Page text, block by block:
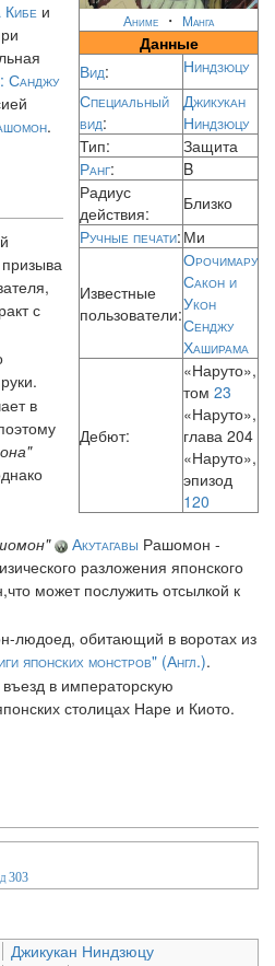
Аниме ・ Манга
Данные
Вид:
Ниндзюцу
Специальный
вид:
Джикукан
Ниндзюцу
Тип:
Защита
Ранг:
B
Радиус
действия:
Близко
Ручные печати: Ми
Известные
пользователи:
Орочимару
Сакон и
Укон
Сенджу
Хаширама
Дебют:
«Наруто»,
том 23
«Наруто»,
глава 204
«Наруто»,
эпизод
120
Кибе и
Санджу
.
с
в
Акутагавы Рашомон -
разложения японского
может послужить отсылкой к
людоед, обитающий в воротах из
японских монстров" (Англ.).
в императорскую
столицах Наре и Киото.
303
Джикукан Ниндзюцу